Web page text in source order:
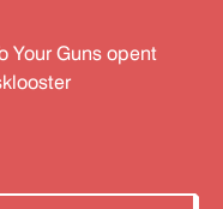
Your Guns opent